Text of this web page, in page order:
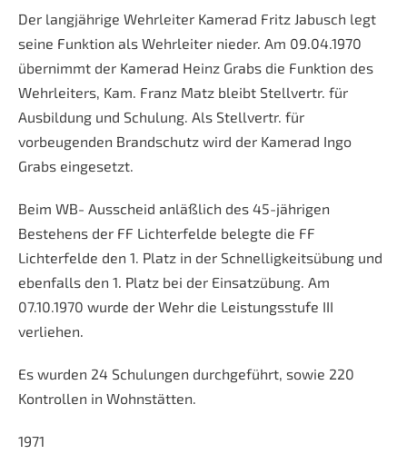
Der langjährige Wehrleiter Kamerad Fritz Jabusch legt
seine Funktion als Wehrleiter nieder. Am 09.04.1970
übernimmt der Kamerad Heinz Grabs die Funktion des
Wehrleiters, Kam. Franz Matz bleibt Stellvertr. für
Ausbildung und Schulung. Als Stellvertr. für
vorbeugenden Brandschutz wird der Kamerad Ingo
Grabs eingesetzt.
Beim WB- Ausscheid anläßlich des 45-jährigen
Bestehens der FF Lichterfelde belegte die FF
Lichterfelde den 1. Platz in der Schnelligkeitsübung und
ebenfalls den 1. Platz bei der Einsatzübung. Am
07.10.1970 wurde der Wehr die Leistungsstufe III
verliehen.
Es wurden 24 Schulungen durchgeführt, sowie 220
Kontrollen in Wohnstätten.
1971